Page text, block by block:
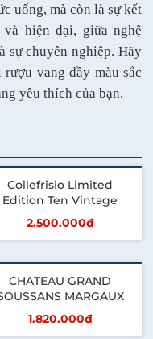
uống, mà còn là sự kết
hiện đại, giữa nghệ
sự chuyên nghiệp. Hãy
vang đầy màu sắc
yêu thích của bạn.
Collefrisio Limited
Edition Ten Vintage
2.500.000₫
CHATEAU GRAND
MARGAUX
1.820.000₫